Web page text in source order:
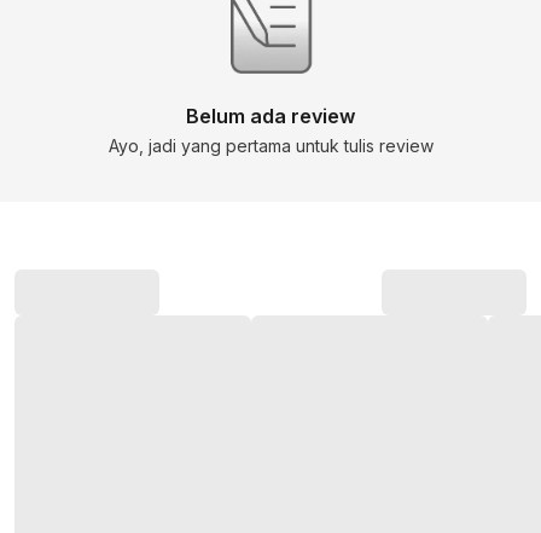
Belum ada review
Ayo, jadi yang pertama untuk tulis review